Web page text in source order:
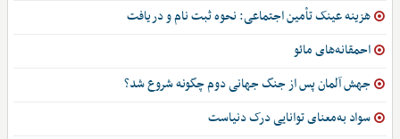
هزینه عینک تأمین اجتماعی: نحوه ثبت نام و دریافت
احمقانه‌های مائو
جهش آلمان پس از جنگ جهانی دوم چگونه شروع شد؟
سواد به‌معنای توانایی درک دنیاست